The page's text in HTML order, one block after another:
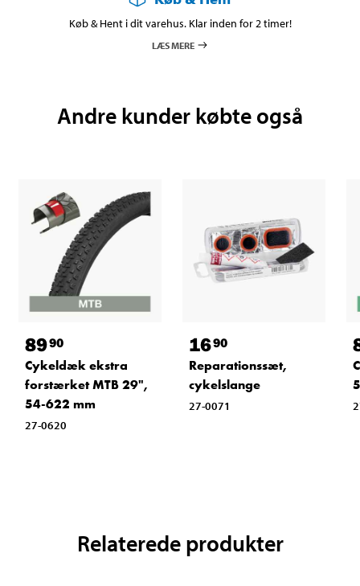
Køb & Hent i dit varehus. Klar inden for 2 timer!
LÆS MERE
Andre kunder købte også
8990
Cykeldæk ekstra
forstærket MTB 29",
54-622 mm
27-0620
1690
Reparationssæt,
cykelslange
27-0071
Relaterede produkter